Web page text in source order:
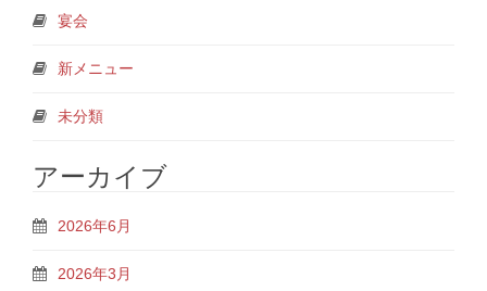
宴会
新メニュー
未分類
アーカイブ
2026年6月
2026年3月